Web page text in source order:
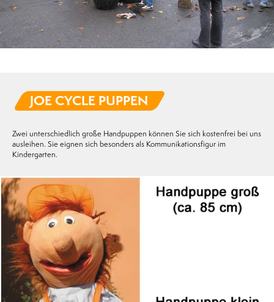
JOE CYCLE PUPPEN
Zwei unterschiedlich große Handpuppen können Sie sich kostenfrei bei uns
ausleihen. Sie eignen sich besonders als Kommunikationsfigur im
Kindergarten.